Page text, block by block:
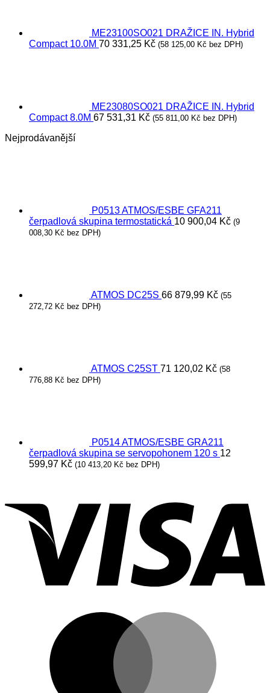
ME23100SO021 DRAŽICE IN. Hybrid
Compact 10.0M 70 331,25 Kč (58 125,00 Kč bez DPH)
ME23080SO021 DRAŽICE IN. Hybrid
Compact 8.0M 67 531,31 Kč (55 811,00 Kč bez DPH)
Nejprodávanější
P0513 ATMOS/ESBE GFA211
čerpadlová skupina termostatická 10 900,04 Kč (9
008,30 Kč bez DPH)
ATMOS DC25S 66 879,99 Kč (55
272,72 Kč bez DPH)
ATMOS C25ST 71 120,02 Kč (58
776,88 Kč bez DPH)
P0514 ATMOS/ESBE GRA211
čerpadlová skupina se servopohonem 120 s 12
599,97 Kč (10 413,20 Kč bez DPH)